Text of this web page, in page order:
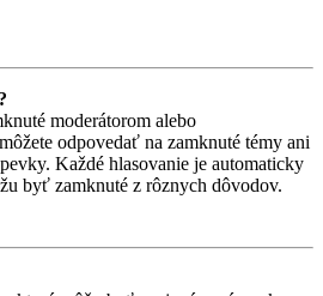
moderátorom alebo
odpovedať na zamknuté témy ani
Každé hlasovanie je automaticky
byť zamknuté z rôznych dôvodov.